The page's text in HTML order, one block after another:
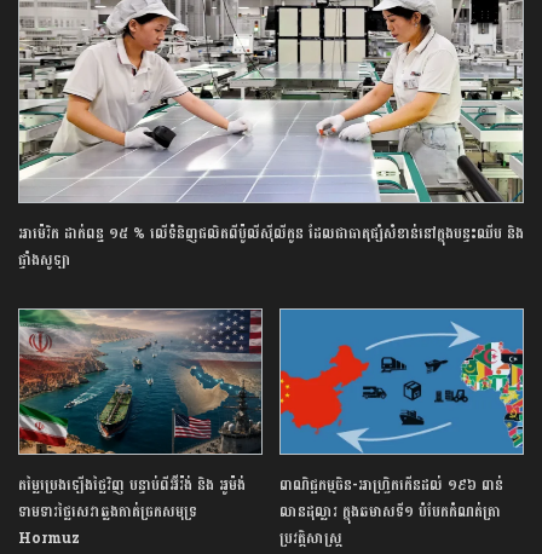
អាម៉េរិក ដាក់ពន្ធ ១៥ % លើទំនិញផលិតពីប៉ូលីស៊ីលីកូន ដែលជាធាតុផ្សំសំខាន់នៅក្នុងបន្ទះឈីប និង
ផ្ទាំងសូឡា
តម្លៃប្រេងឡើងថ្លៃវិញ បន្ទាប់ពីអ៊ីរ៉ង់ និង អូម៉ង់
ទាមទារថ្លៃសេវាឆ្លងកាត់ច្រកសមុទ្រ
Hormuz
ពាណិជ្ជកម្ម​ចិន​-​អាហ្វ្រិក​កើន​ដល់​ ​១៩៦​ ​ពាន់​
លាន​ដុល្លារ​ ក្នុង​ឆមាស​ទី​១​ ​បំបែក​កំណត់ត្រា​
ប្រវត្តិសាស្ត្រ​